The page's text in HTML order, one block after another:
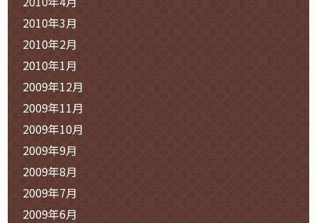
2010年3月
2010年2月
2010年1月
2009年12月
2009年11月
2009年10月
2009年9月
2009年8月
2009年7月
2009年6月